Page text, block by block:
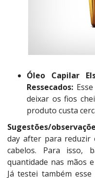
Óleo Capilar
Ressecados:
deixar os fios
produto custa
Sugestões/
day after para
cabelos. Para isso,
quantidade nas mãos
Já testei também